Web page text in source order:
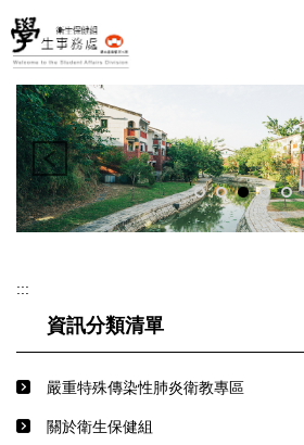
跳
到
主
要
內
容
區
:::
資訊分類清單
嚴重特殊傳染性肺炎衛教專區
關於衛生保健組